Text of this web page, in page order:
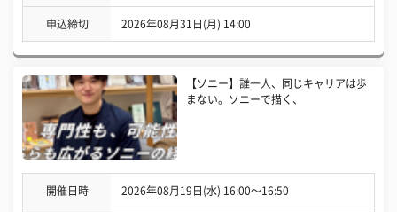
申込締切 2026年08月31日(月) 14:00
【ソニー】誰一人、同じキャリアは歩
まない。ソニーで描く、
開催日時 2026年08月19日(水) 16:00〜16:50